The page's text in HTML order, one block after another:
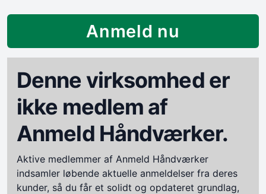
Anmeld nu
Denne virksomhed er
ikke medlem af
Anmeld Håndværker.
Aktive medlemmer af Anmeld Håndværker
indsamler løbende aktuelle anmeldelser fra deres
kunder, så du får et solidt og opdateret grundlag,